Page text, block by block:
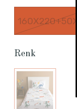
Renk